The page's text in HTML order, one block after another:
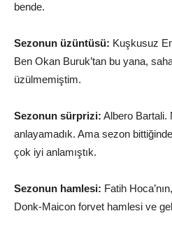
bende.
Sezonun üzüntüsü: Kuşkusuz
Ben Okan Buruk’tan bu yana,
üzülmemiştim.
Sezonun sürprizi: Albero Bartali.
anlayamadık. Ama sezon
çok iyi anlamıştık.
Sezonun hamlesi: Fatih
Donk-Maicon forvet hamlesi ve